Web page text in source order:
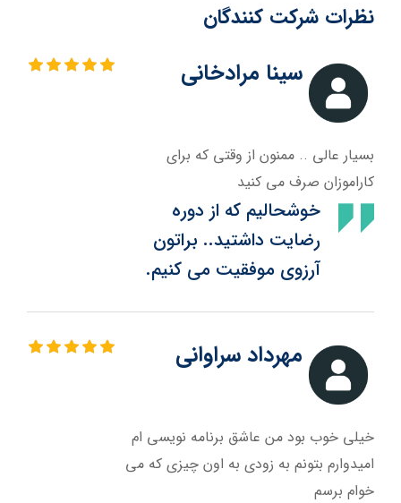
نظرات شرکت کنندگان
سینا مرادخانی
بسیار عالی .. ممنون از وقتی که برای
کاراموزان صرف می کنید
خوشحالیم که از دوره
رضایت داشتید.. براتون
آرزوی موفقیت می کنیم.
مهرداد سراوانی
خیلی خوب بود من عاشق برنامه نویسی ام
امیدوارم بتونم به زودی به اون چیزی که می
خوام برسم